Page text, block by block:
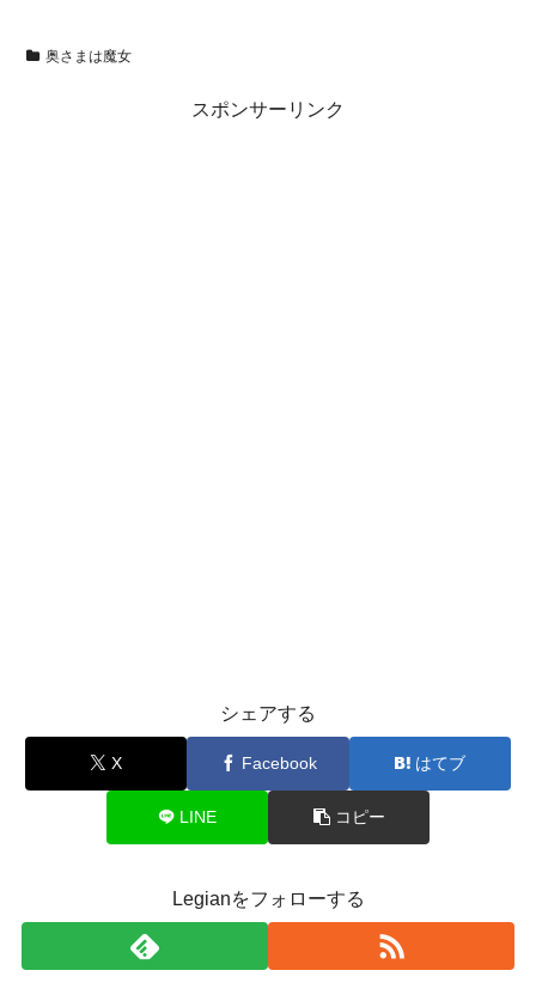
奥さまは魔女
スポンサーリンク
シェアする
X Facebook はてブ
LINE コピー
Legianをフォローする